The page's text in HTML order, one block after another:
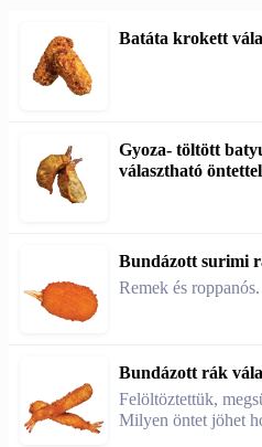
Batáta krokett
Gyoza- töltött
választható öntettel
Bundázott surimi
Remek és
Bundázott rák
Felöltöztettük,
Milyen öntet jöhet